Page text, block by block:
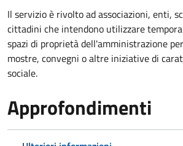
Il servizio è rivolto ad associazioni, enti,
cittadini che intendono utilizzare
spazi di proprietà dell'amministrazione
mostre, convegni o altre iniziative di
sociale.
Approfondimenti